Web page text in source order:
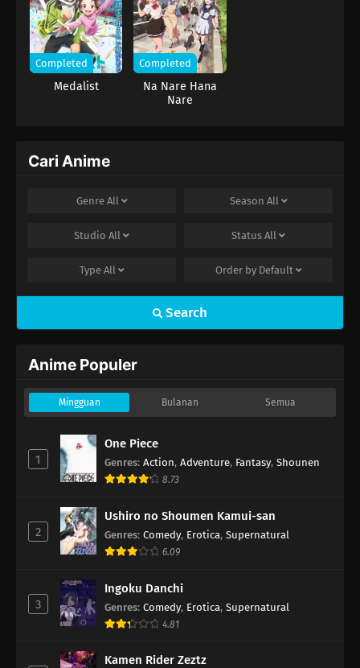
Completed
Medalist
Completed
Na Nare Hana
Nare
Cari Anime
Genre All Season All
Studio All Status All
Type All Order by Default
Search
Anime Populer
Mingguan Bulanan Semua
1
One Piece
Genres: Action, Adventure, Fantasy, Shounen
8.73
2
Ushiro no Shoumen Kamui-san
Genres: Comedy, Erotica, Supernatural
6.09
3
Ingoku Danchi
Genres: Comedy, Erotica, Supernatural
4.81
Kamen Rider Zeztz